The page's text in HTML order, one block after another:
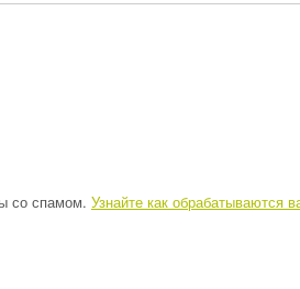
со спамом. Узнайте как обрабатываются